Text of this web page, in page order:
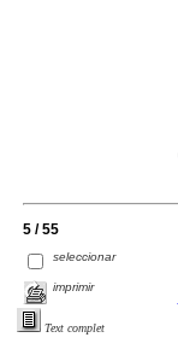
5 / 55
seleccionar
imprimir
Text complet